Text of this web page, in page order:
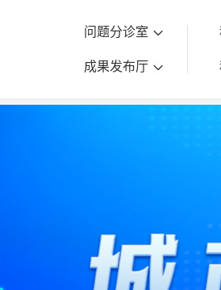
问题分诊室
成果发布厅